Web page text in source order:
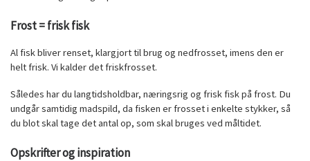
Frost = frisk fisk
Al fisk bliver renset, klargjort til brug og nedfrosset, imens den er
helt frisk. Vi kalder det friskfrosset.
Således har du langtidsholdbar, næringsrig og frisk fisk på frost. Du
undgår samtidig madspild, da fisken er frosset i enkelte stykker, så
du blot skal tage det antal op, som skal bruges ved måltidet.
Opskrifter og inspiration